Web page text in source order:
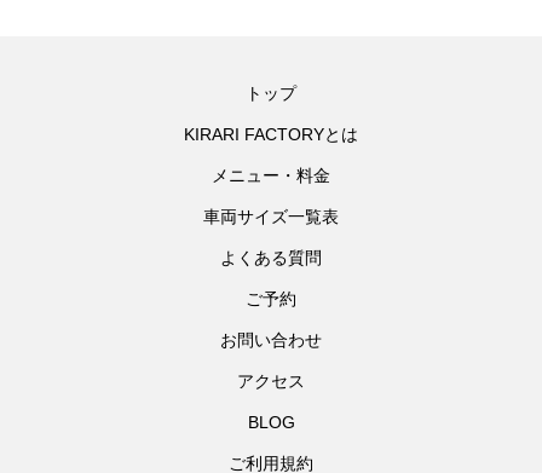
トップ
KIRARI FACTORYとは
メニュー・料金
車両サイズ一覧表
よくある質問
ご予約
お問い合わせ
アクセス
BLOG
ご利用規約